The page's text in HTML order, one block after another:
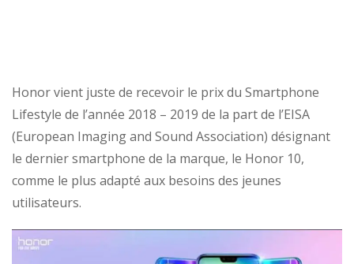
Honor vient juste de recevoir le prix du Smartphone
Lifestyle de l’année 2018 – 2019 de la part de l’EISA
(European Imaging and Sound Association) désignant
le dernier smartphone de la marque, le Honor 10,
comme le plus adapté aux besoins des jeunes
utilisateurs.